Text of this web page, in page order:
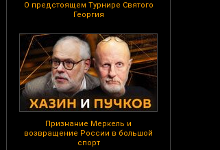
О предстоящем Турнире Святого
Георгия
Признание Меркель и
возвращение России в большой
спорт